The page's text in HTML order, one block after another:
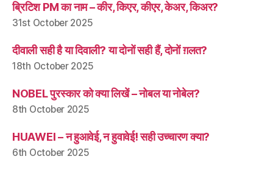
ब्रिटिश PM का नाम – कीर, किएर, कीएर, केअर, किअर?
31st October 2025
दीवाली सही है या दिवाली? या दोनों सही हैं, दोनों ग़लत?
18th October 2025
NOBEL पुरस्कार को क्या लिखें – नोबल या नोबेल?
8th October 2025
HUAWEI – न हुआवेई, न हुवावेई! सही उच्चारण क्या?
6th October 2025